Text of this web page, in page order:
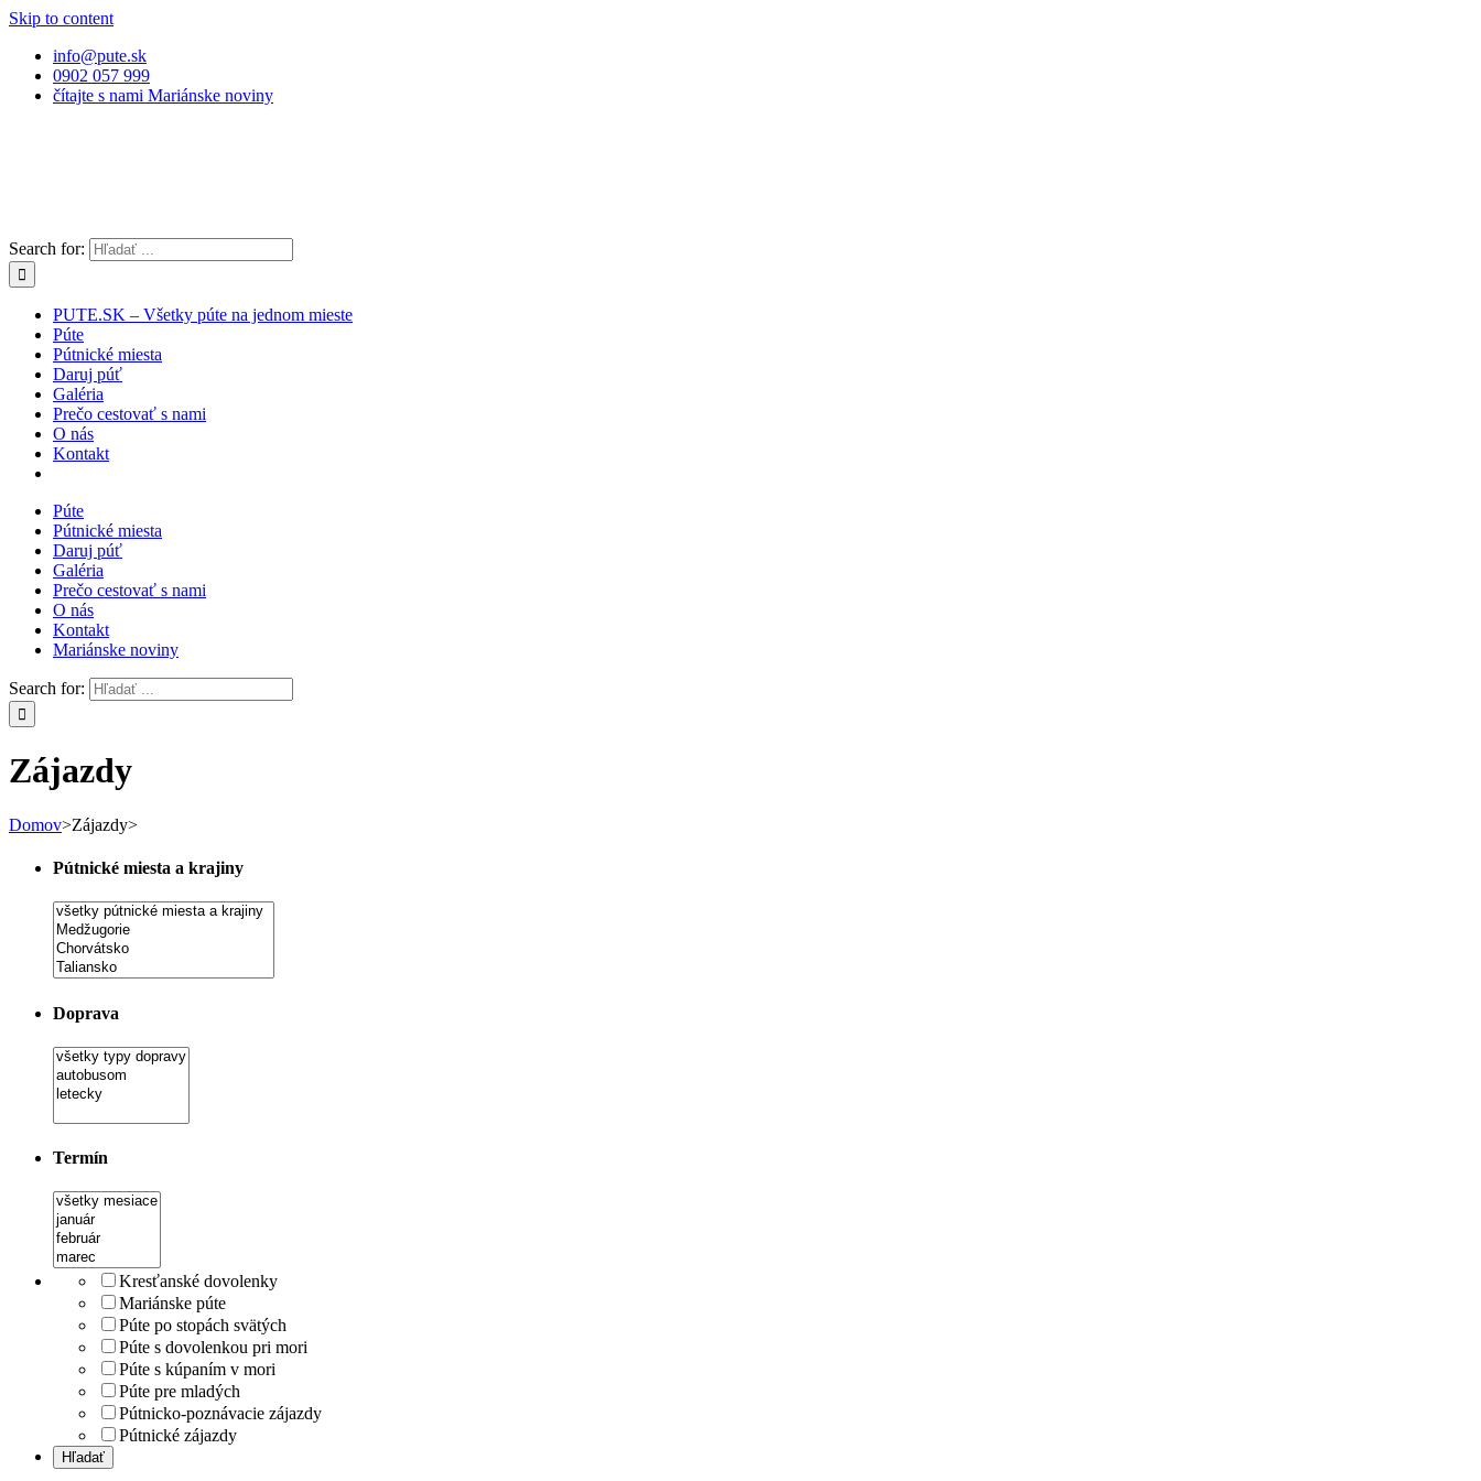
Skip to content
info@pute.sk
0902 057 999
čítajte s nami Mariánske noviny
Search for:
PUTE.SK – Všetky púte na jednom mieste
Púte
Pútnické miesta
Daruj púť
Galéria
Prečo cestovať s nami
O nás
Kontakt
Púte
Pútnické miesta
Daruj púť
Galéria
Prečo cestovať s nami
O nás
Kontakt
Mariánske noviny
Search for:
Zájazdy
Domov>Zájazdy>
Pútnické miesta a krajiny
Doprava
Termín
Kresťanské dovolenky
Mariánske púte
Púte po stopách svätých
Púte s dovolenkou pri mori
Púte s kúpaním v mori
Púte pre mladých
Pútnicko-poznávacie zájazdy
Pútnické zájazdy